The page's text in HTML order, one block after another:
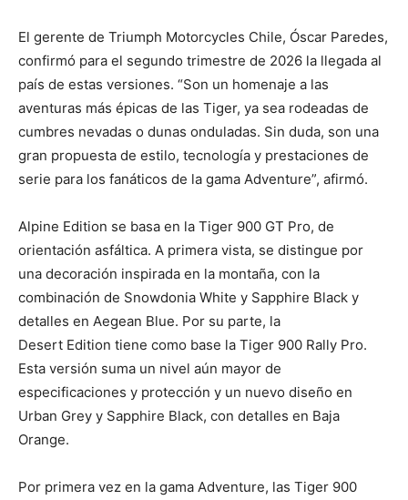
El gerente de Triumph Motorcycles Chile, Óscar Paredes,
confirmó para el segundo trimestre de 2026 la llegada al
país de estas versiones. “Son un homenaje a las
aventuras más épicas de las Tiger, ya sea rodeadas de
cumbres nevadas o dunas onduladas. Sin duda, son una
gran propuesta de estilo, tecnología y prestaciones de
serie para los fanáticos de la gama Adventure”, afirmó.
Alpine Edition se basa en la Tiger 900 GT Pro, de
orientación asfáltica. A primera vista, se distingue por
una decoración inspirada en la montaña, con la
combinación de Snowdonia White y Sapphire Black y
detalles en Aegean Blue. Por su parte, la
Desert Edition tiene como base la Tiger 900 Rally Pro.
Esta versión suma un nivel aún mayor de
especificaciones y protección y un nuevo diseño en
Urban Grey y Sapphire Black, con detalles en Baja
Orange.
Por primera vez en la gama Adventure, las Tiger 900